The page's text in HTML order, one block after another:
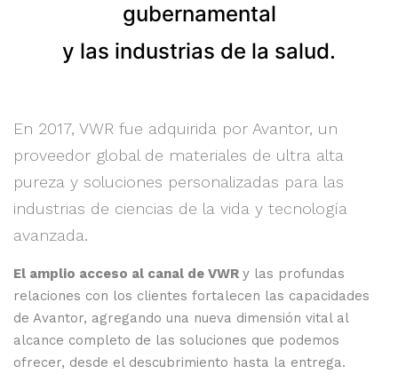
gubernamental
y las industrias de la salud.
En 2017, VWR fue adquirida por Avantor, un
proveedor global de materiales de ultra alta
pureza y soluciones personalizadas para las
industrias de ciencias de la vida y tecnología
avanzada.
El amplio acceso al canal de VWR y las profundas
relaciones con los clientes fortalecen las capacidades
de Avantor, agregando una nueva dimensión vital al
alcance completo de las soluciones que podemos
ofrecer, desde el descubrimiento hasta la entrega.